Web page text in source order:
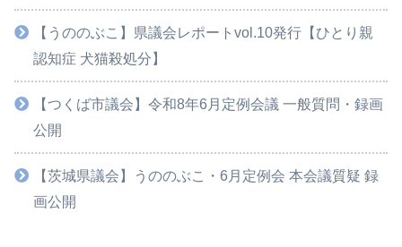
【うののぶこ】県議会レポートvol.10発行【ひとり親
認知症 犬猫殺処分】
【つくば市議会】令和8年6月定例会議 一般質問・録画
公開
【茨城県議会】うののぶこ・6月定例会 本会議質疑 録
画公開